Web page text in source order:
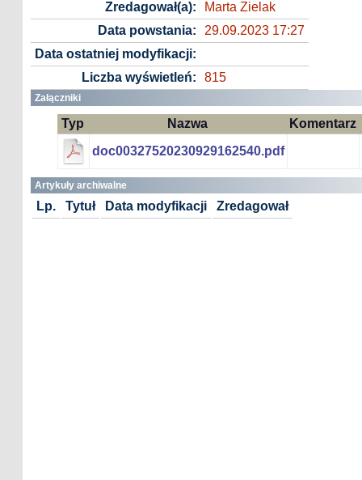
Zredagował(a):
Marta Zielak
Data powstania:
29.09.2023 17:27
Data ostatniej modyfikacji:
Liczba wyświetleń:
815
Załączniki
Typ Nazwa
Komentarz
doc00327520230929162540.pdf
Artykuły archiwalne
Lp. Tytuł Data modyfikacji Zredagował